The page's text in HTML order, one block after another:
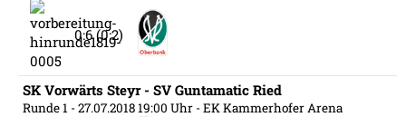
0:6 (0:2)
SK Vorwärts Steyr - SV Guntamatic Ried
Runde 1 - 27.07.2018 19:00 Uhr - EK Kammerhofer Arena